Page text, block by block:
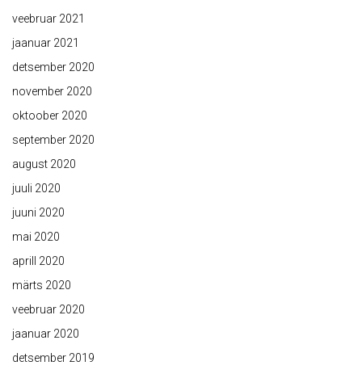
veebruar 2021
jaanuar 2021
detsember 2020
november 2020
oktoober 2020
september 2020
august 2020
juuli 2020
juuni 2020
mai 2020
aprill 2020
märts 2020
veebruar 2020
jaanuar 2020
detsember 2019